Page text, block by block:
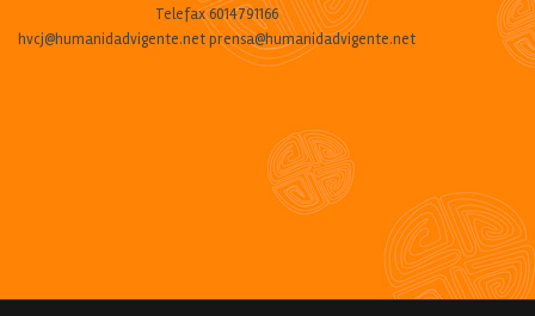
Telefax 6014791166
hvcj@humanidadvigente.net prensa@humanidadvigente.net